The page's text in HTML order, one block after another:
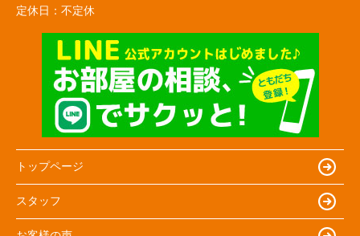
定休日： 不定休
トップページ
スタッフ